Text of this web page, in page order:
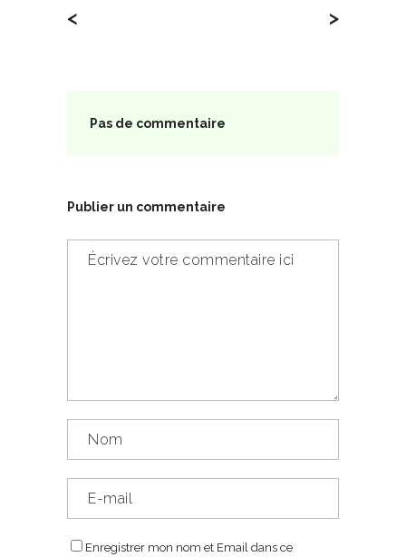
< >
Pas de commentaire
Publier un commentaire
Enregistrer mon nom et Email dans ce